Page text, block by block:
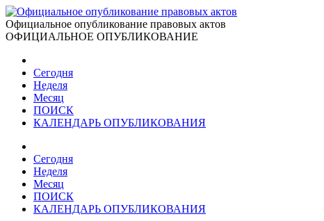
Официальное опубликование правовых актов
ОФИЦИАЛЬНОЕ ОПУБЛИКОВАНИЕ
Сегодня
Неделя
Месяц
ПОИСК
КАЛЕНДАРЬ ОПУБЛИКОВАНИЯ
Сегодня
Неделя
Месяц
ПОИСК
КАЛЕНДАРЬ ОПУБЛИКОВАНИЯ